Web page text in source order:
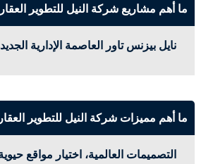
ما أهم مشاريع شركة النيل للتطوير
نايل بيزنس تاور العاصمة الإدارية
ما أهم مميزات شركة النيل للتطوير
التصميمات العالمية، اختيار مواقع